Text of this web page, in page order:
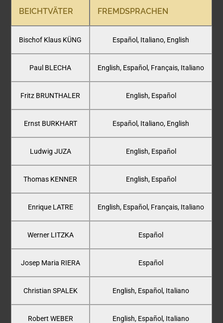
BEICHTVÄTER FREMDSPRACHEN
Bischof Klaus KÜNG Español, Italiano, English
Paul BLECHA English, Español, Français, Italiano
Fritz BRUNTHALER English, Español
Ernst BURKHART Español, Italiano, English
Ludwig JUZA English, Español
Thomas KENNER English, Español
Enrique LATRE English, Español, Français, Italiano
Werner LITZKA Español
Josep Maria RIERA Español
Christian SPALEK English, Español, Italiano
Robert WEBER English, Español, Italiano